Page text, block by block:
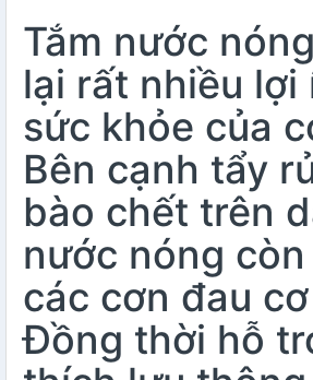
Tắm nước
lại rất nhiều lợi
sức khỏe của
Bên cạnh tẩy
bào chết trên
nước nóng
các cơn đau
Đồng thời hỗ